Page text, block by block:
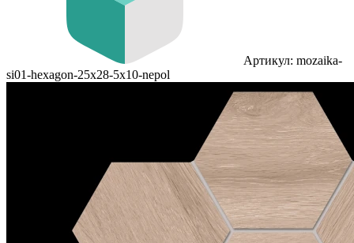
Артикул: mozaika-
si01-hexagon-25x28-5x10-nepol